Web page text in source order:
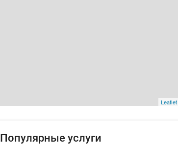
Leaflet
Популярные услуги